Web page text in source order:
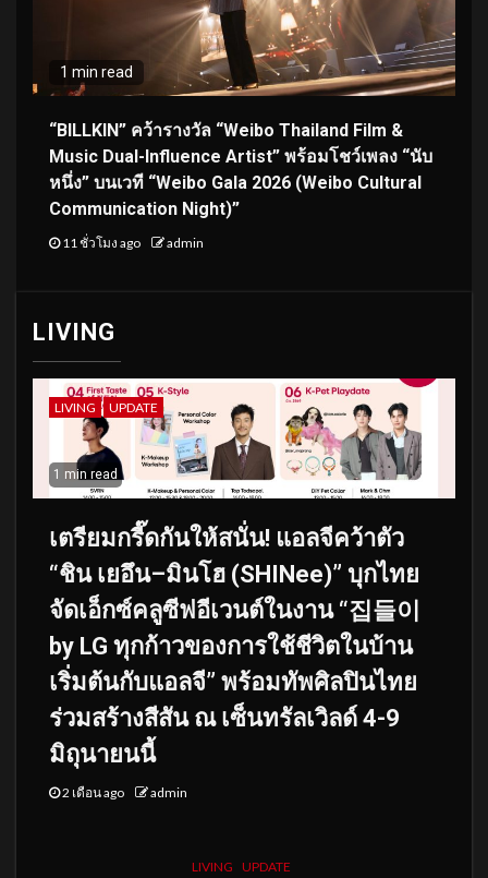
1 min read
“BILLKIN” คว้ารางวัล “Weibo Thailand Film &
Music Dual-Influence Artist” พร้อมโชว์เพลง “นับ
หนึ่ง” บนเวที “Weibo Gala 2026 (Weibo Cultural
Communication Night)”
11 ชั่วโมง ago admin
LIVING
LIVING UPDATE
1 min read
เตรียมกรี๊ดกันให้สนั่น! แอลจีคว้าตัว
“ชิน เยอึน–มินโฮ (SHINee)” บุกไทย
จัดเอ็กซ์คลูซีฟอีเวนต์ในงาน “집들이
by LG ทุกก้าวของการใช้ชีวิตในบ้าน
เริ่มต้นกับแอลจี” พร้อมทัพศิลปินไทย
ร่วมสร้างสีสัน ณ เซ็นทรัลเวิลด์ 4-9
มิถุนายนนี้
2 เดือน ago admin
LIVING UPDATE